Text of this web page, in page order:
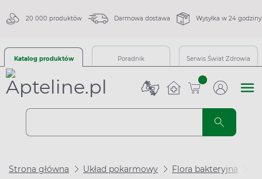
20 000 produktów Darmowa dostawa Wysyłka w 24 godziny
Katalog produktów Poradnik Serwis Świat Zdrowia
sztuk
Strona główna Układ pokarmowy Flora bakteryjna